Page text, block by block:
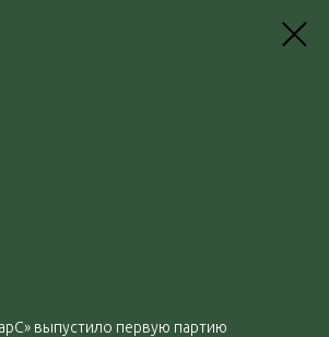
выпустило первую партию